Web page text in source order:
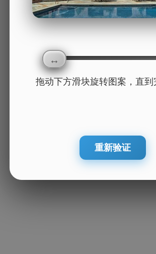
拖动下方滑块旋转图案，直到
重新验证